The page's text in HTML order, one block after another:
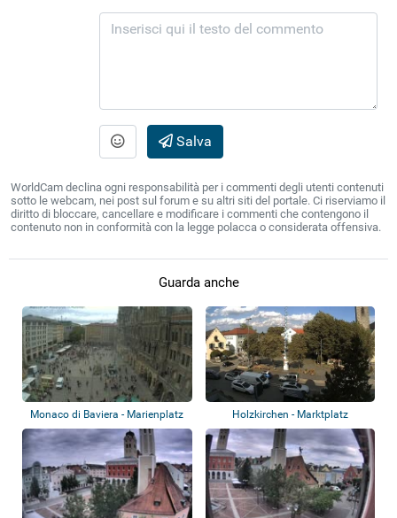
Salva
WorldCam declina ogni responsabilità per i commenti degli utenti contenuti
sotto le webcam, nei post sul forum e su altri siti del portale. Ci riserviamo il
diritto di bloccare, cancellare e modificare i commenti che contengono il
contenuto non in conformità con la legge polacca o considerata offensiva.
Guarda anche
Monaco di Baviera - Marienplatz Holzkirchen - Marktplatz